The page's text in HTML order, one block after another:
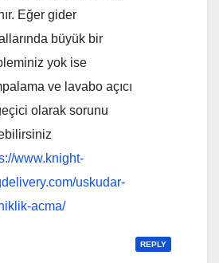
Eğer gider
büyük bir
yok ise
ve lavabo açıcı
olarak sorunu
www.knight-
uskudar-
acma/
REPLY